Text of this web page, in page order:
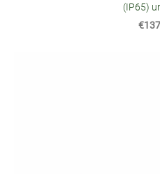
(IP65)